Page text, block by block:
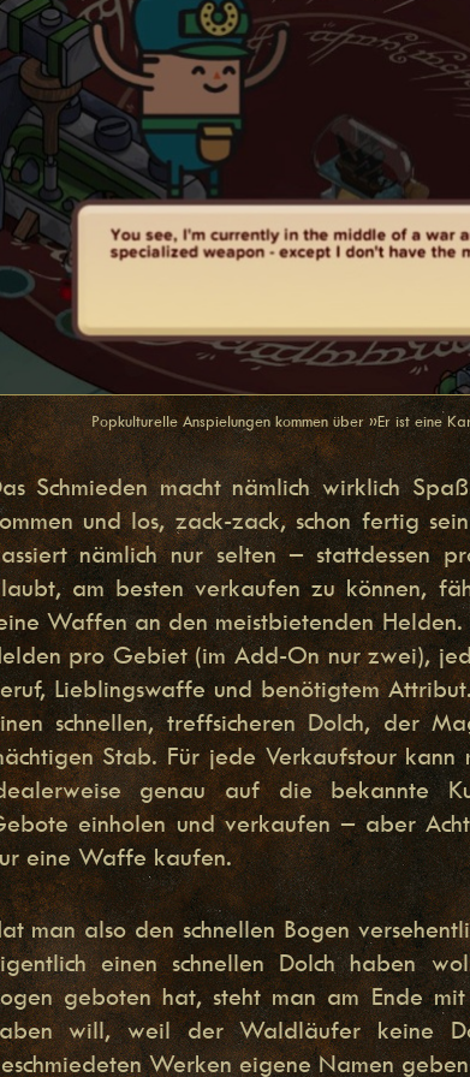
Popkulturelle Anspielungen kommen über »Er ist eine
Schmieden macht nämlich wirklich
und los, zack-zack, schon fertig
nämlich nur selten – stattdessen
am besten verkaufen zu können,
Waffen an den meistbietenden
pro Gebiet (im Add-On nur zwei),
Lieblingswaffe und benötigtem
schnellen, treffsicheren Dolch, der
Stab. Für jede Verkaufstour
genau auf die bekannte
einholen und verkaufen – aber
eine Waffe kaufen.
man also den schnellen Bogen
einen schnellen Dolch haben
geboten hat, steht man am Ende
will, weil der Waldläufer keine
Werken eigene Namen